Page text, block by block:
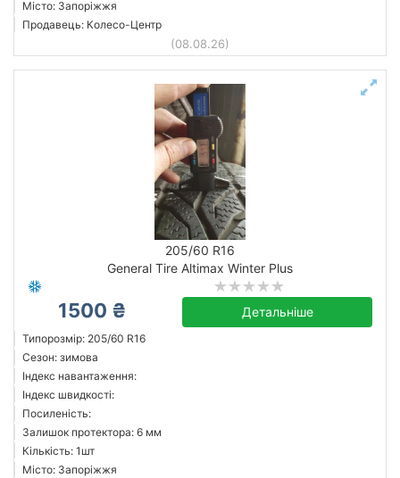
Місто: Запоріжжя
Продавець: Колесо-Центр
(08.08.26)
205/60 R16
General Tire Altimax Winter Plus
1500 ₴ Детальніше
Типорозмір: 205/60 R16
Сезон: зимова
Індекс навантаження:
Індекс швидкості:
Посиленість:
Залишок протектора: 6 мм
Кількість: 1шт
Місто: Запоріжжя